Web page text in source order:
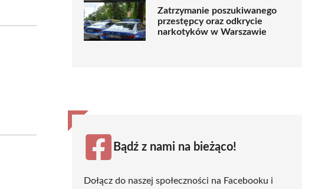
Zatrzymanie poszukiwanego
przestępcy oraz odkrycie
narkotyków w Warszawie
Bądź z nami na bieżąco!
Dołącz do naszej społeczności na Facebooku i